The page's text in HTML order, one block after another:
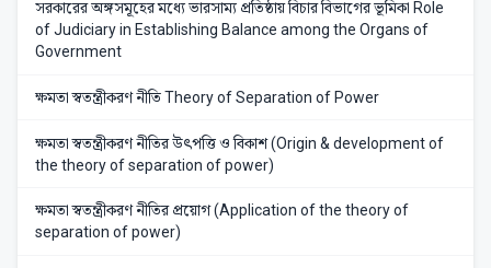
সরকারের অঙ্গসমূহের মধ্যে ভারসাম্য প্রতিষ্ঠায় বিচার বিভাগের ভূমিকা Role
of Judiciary in Establishing Balance among the Organs of
Government
ক্ষমতা স্বতন্ত্রীকরণ নীতি Theory of Separation of Power
ক্ষমতা স্বতন্ত্রীকরণ নীতির উৎপত্তি ও বিকাশ (Origin & development of
the theory of separation of power)
ক্ষমতা স্বতন্ত্রীকরণ নীতির প্রয়োগ (Application of the theory of
separation of power)